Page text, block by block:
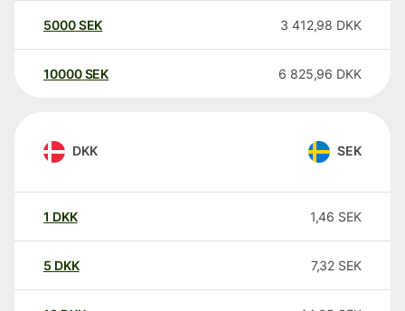
5000SEK 3 412,98 DKK
10000 SEK 6 825,96 DKK
DKK SEK
1 DKK 1,46 SEK
5 DKK 7,32 SEK